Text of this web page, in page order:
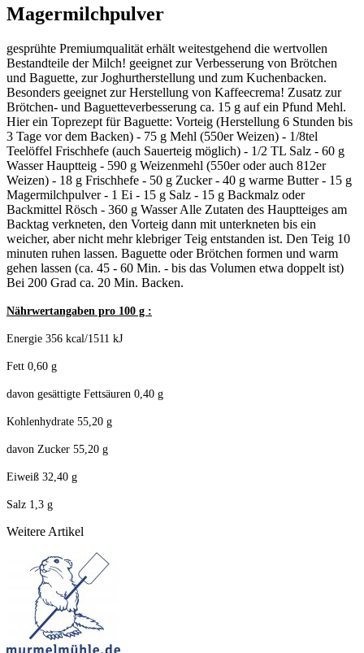
Magermilchpulver
gesprühte Premiumqualität erhält weitestgehend die wertvollen
Bestandteile der Milch! geeignet zur Verbesserung von Brötchen
und Baguette, zur Joghurtherstellung und zum Kuchenbacken.
Besonders geeignet zur Herstellung von Kaffeecrema! Zusatz zur
Brötchen- und Baguetteverbesserung ca. 15 g auf ein Pfund Mehl.
Hier ein Toprezept für Baguette: Vorteig (Herstellung 6 Stunden bis
3 Tage vor dem Backen) - 75 g Mehl (550er Weizen) - 1/8tel
Teelöffel Frischhefe (auch Sauerteig möglich) - 1/2 TL Salz - 60 g
Wasser Hauptteig - 590 g Weizenmehl (550er oder auch 812er
Weizen) - 18 g Frischhefe - 50 g Zucker - 40 g warme Butter - 15 g
Magermilchpulver - 1 Ei - 15 g Salz - 15 g Backmalz oder
Backmittel Rösch - 360 g Wasser Alle Zutaten des Hauptteiges am
Backtag verkneten, den Vorteig dann mit unterkneten bis ein
weicher, aber nicht mehr klebriger Teig entstanden ist. Den Teig 10
minuten ruhen lassen. Baguette oder Brötchen formen und warm
gehen lassen (ca. 45 - 60 Min. - bis das Volumen etwa doppelt ist)
Bei 200 Grad ca. 20 Min. Backen.
Nährwertangaben pro 100 g :
Energie 356 kcal/1511 kJ
Fett 0,60 g
davon gesättigte Fettsäuren 0,40 g
Kohlenhydrate 55,20 g
davon Zucker 55,20 g
Eiweiß 32,40 g
Salz 1,3 g
Weitere Artikel